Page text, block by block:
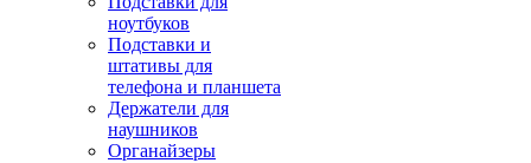
ноутбуков
Подставки и
штативы для
телефона и планшета
Держатели для
наушников
Органайзеры